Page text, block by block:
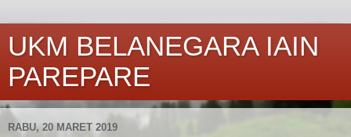
UKM BELANEGARA IAIN
PAREPARE
RABU, 20 MARET 2019